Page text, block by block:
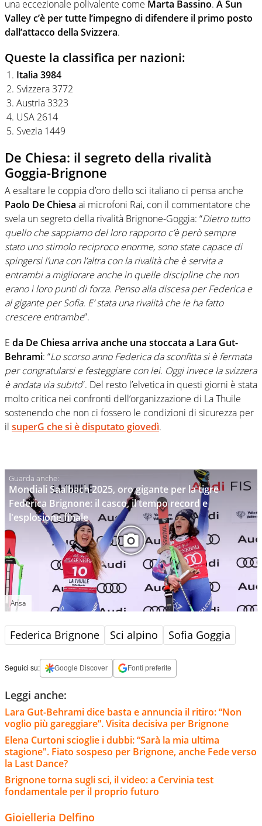
una eccezionale polivalente come Marta Bassino. A Sun
Valley c’è per tutte l’impegno di difendere il primo posto
dall’attacco della Svizzera.
Queste la classifica per nazioni:
Italia 3984
Svizzera 3772
Austria 3323
USA 2614
Svezia 1449
De Chiesa: il segreto della rivalità
Goggia-Brignone
A esaltare le coppia d’oro dello sci italiano ci pensa anche
Paolo De Chiesa ai microfoni Rai, con il commentatore che
svela un segreto della rivalità Brignone-Goggia: “Dietro tutto
quello che sappiamo del loro rapporto c’è però sempre
stato uno stimolo reciproco enorme, sono state capace di
spingersi l’una con l’altra con la rivalità che è servita a
entrambi a migliorare anche in quelle discipline che non
erano i loro punti di forza. Penso alla discesa per Federica e
al gigante per Sofia. E’ stata una rivalità che le ha fatto
crescere entrambe”.
E da De Chiesa arriva anche una stoccata a Lara Gut-
Behrami: “Lo scorso anno Federica da sconfitta si è fermata
per congratularsi e festeggiare con lei. Oggi invece la svizzera
è andata via subito”. Del resto l’elvetica in questi giorni è stata
molto critica nei confronti dell’organizzazione di La Thuile
sostenendo che non ci fossero le condizioni di sicurezza per
il superG che si è disputato giovedì.
Mondiali Saalbach 2025, oro gigante per la tigre
Federica Brignone: il casco, il tempo record e
l'esplosione finale
Ansa
Federica Brignone Sci alpino Sofia Goggia
Seguici su: Google Discover Fonti preferite
Leggi anche:
Lara Gut-Behrami dice basta e annuncia il ritiro: “Non
voglio più gareggiare”. Visita decisiva per Brignone
Elena Curtoni scioglie i dubbi: “Sarà la mia ultima
stagione". Fiato sospeso per Brignone, anche Fede verso
la Last Dance?
Brignone torna sugli sci, il video: a Cervinia test
fondamentale per il proprio futuro
Gioielleria Delfino